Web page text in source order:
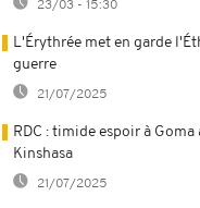
23/03 - 15:30
L'Érythrée met en garde
guerre
21/07/2025
RDC : timide espoir à
Kinshasa
21/07/2025